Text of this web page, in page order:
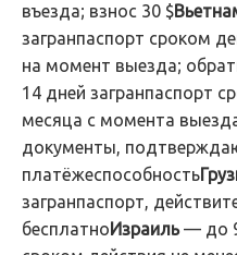
въезда; взнос 30 $
загранпаспорт сроком
на момент выезда;
14 дней загранпаспорт
месяца с момента
документы,
платёжеспособность
загранпаспорт,
бесплатно Израиль— до